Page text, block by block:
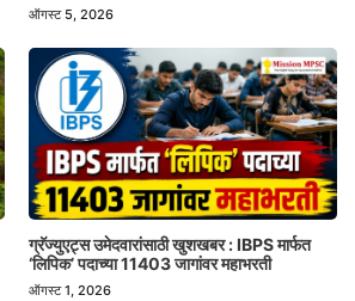
ऑगस्ट 5, 2026
ग्रॅज्युएट्स उमेदवारांसाठी खुशखबर : IBPS मार्फत
‘लिपिक’ पदाच्या 11403 जागांवर महाभरती
ऑगस्ट 1, 2026